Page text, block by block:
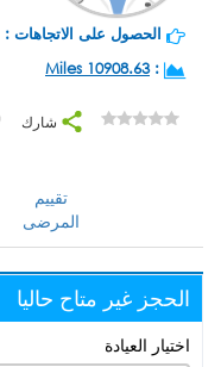
الحصول على الاتجاهات :
:
10908.63 Miles
شارك
تقييم
المرضى
الحجز غير متاح حاليا
اختيار العيادة